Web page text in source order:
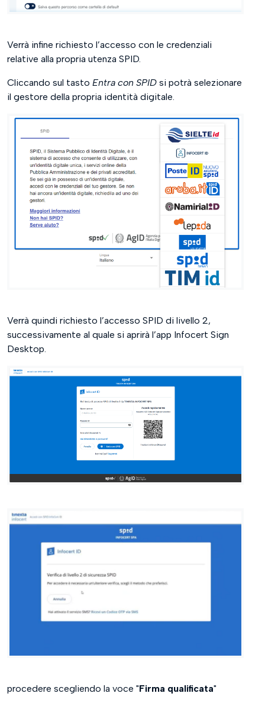
Verrà infine richiesto l’accesso con le credenziali
relative alla propria utenza SPID.
Cliccando sul tasto Entra con SPID si potrà selezionare
il gestore della propria identità digitale.
Verrà quindi richiesto l’accesso SPID di livello 2,
successivamente al quale si aprirà l’app Infocert Sign
Desktop.
procedere scegliendo la voce "Firma qualificata"